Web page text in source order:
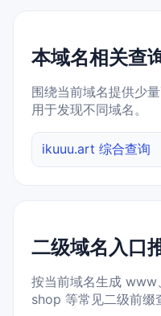
本域名相关查
围绕当前域名提供少
用于发现不同域名。
ikuuu.art 综合查询
二级域名入口
按当前域名生成 www
shop 等常见二级前缀